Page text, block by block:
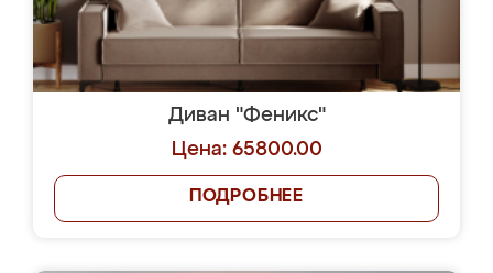
Диван "Феникс"
Цена: 65800.00
ПОДРОБНЕЕ